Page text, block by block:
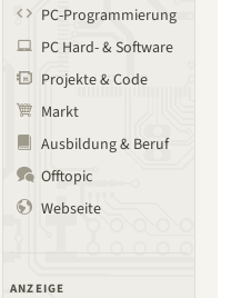
PC-Programmierung
PC Hard- & Software
Projekte & Code
Markt
Ausbildung & Beruf
Offtopic
Webseite
ANZEIGE